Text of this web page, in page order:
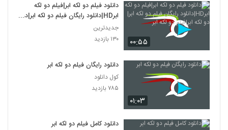
۰۰:۵۵
دانلود فیلم دو لکه ابر|فیلم دو لکه
ابرHD|دانلود رایگان فیلم دو لکه ابر|دو
لکه ابر|فیلم دو لکه ابر
جدیدترین
۱۳۰ بازدید
۰۱:۰۳
دانلود رایگان فیلم دو لکه ابر
کول دانلود
۷۸۵ بازدید
دانلود کامل فیلم دو لکه ابر